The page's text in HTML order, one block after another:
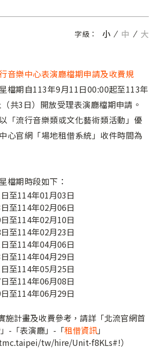
字級： 小 中 大
音樂中心表演廳檔期申請及收費規
檔期自113年9月11日00:00起至113年
共3日）開放受理表演廳檔期申請。
「流行音樂類或文化藝術類活動」優
心官網「場地租借系統」收件時間為
檔期時段如下：
至114年01月03日
至114年02月06日
至114年02月10日
至114年02月23日
至114年04月06日
至114年04月29日
至114年05月25日
至114年06月08日
至114年06月29日
施計畫及收費參考，請詳「北流官網首
-「表演廳」-「租借資訊」
tw/hire/Unit-f8KLs#!）